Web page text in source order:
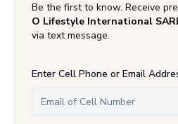
Be the first to know. Receive
O Lifestyle International
via text message.
Enter Cell Phone or Email